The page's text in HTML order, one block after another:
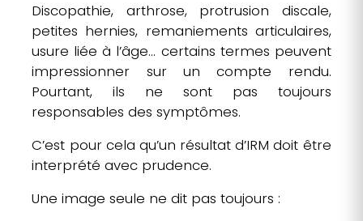
Discopathie, arthrose, protrusion discale,
petites hernies, remaniements articulaires,
usure liée à l’âge… certains termes peuvent
impressionner sur un compte rendu.
Pourtant, ils ne sont pas toujours
responsables des symptômes.
C’est pour cela qu’un résultat d’IRM doit être
interprété avec prudence.
Une image seule ne dit pas toujours :